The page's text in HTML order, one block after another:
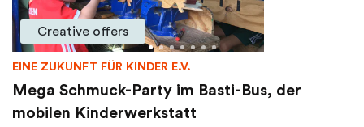
Creative offers
EINE ZUKUNFT FÜR KINDER E.V.
Mega Schmuck-Party im Basti-Bus, der
mobilen Kinderwerkstatt